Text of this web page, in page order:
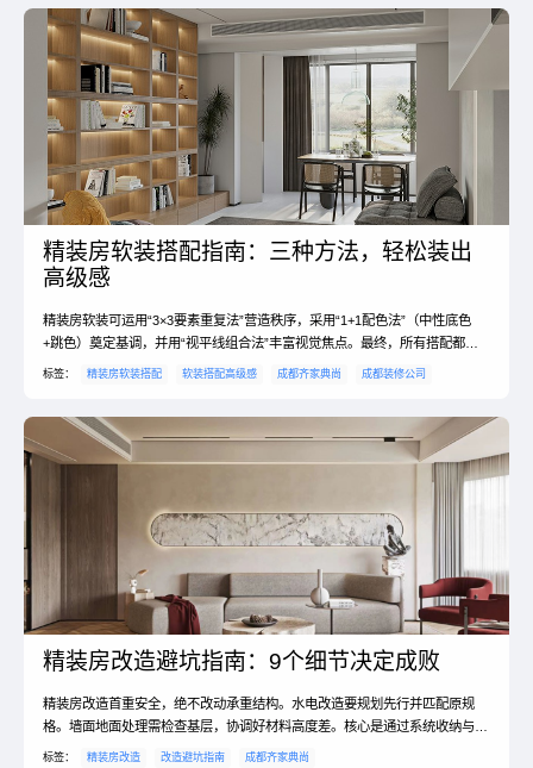
精装房软装搭配指南：三种方法，轻松装出
高级感
精装房软装可运用“3×3要素重复法”营造秩序，采用“1+1配色法”（中性底色
+跳色）奠定基调，并用“视平线组合法”丰富视觉焦点。最终，所有搭配都应
回归真实的生活场景与个人喜好，让家兼具...
标签： 精装房软装搭配 软装搭配高级感 成都齐家典尚 成都装修公司
精装房改造避坑指南：9个细节决定成败
精装房改造首重安全，绝不改动承重结构。水电改造要规划先行并匹配原规
格。墙面地面处理需检查基层，协调好材料高度差。核心是通过系统收纳与智
能灯光，让空间真正契合个性化生活需求。
标签： 精装房改造 改造避坑指南 成都齐家典尚